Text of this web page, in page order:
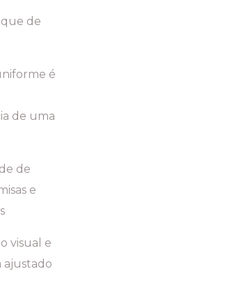
de
é
de uma
de
e
visual e
ajustado